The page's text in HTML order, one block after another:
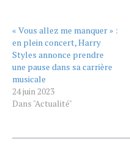
« Vous allez me manquer » :
en plein concert, Harry
Styles annonce prendre
une pause dans sa carrière
musicale
24 juin 2023
Dans "Actualité"